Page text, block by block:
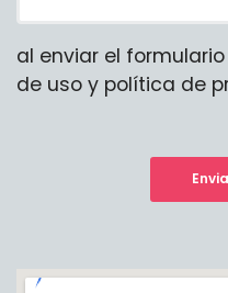
al enviar el
de uso y política de